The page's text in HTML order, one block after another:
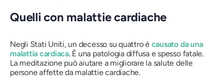
Quelli con malattie cardiache
Negli Stati Uniti, un decesso su quattro è causato da una
malattia cardiaca. È una patologia diffusa e spesso fatale.
La meditazione può aiutare a migliorare la salute delle
persone affette da malattie cardiache.